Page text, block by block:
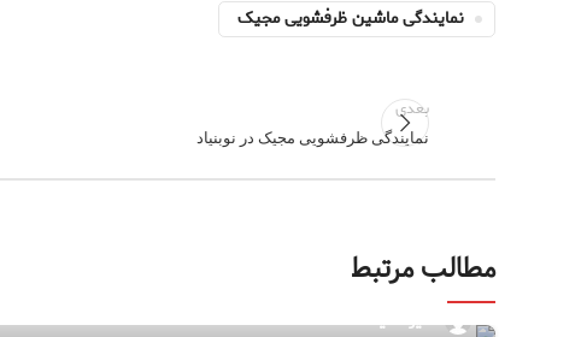
نمایندگی ماشین ظرفشویی مجیک
بعدی
نمایندگی ظرفشویی مجیک در نوبنیاد
مطالب مرتبط
مدیر سایت